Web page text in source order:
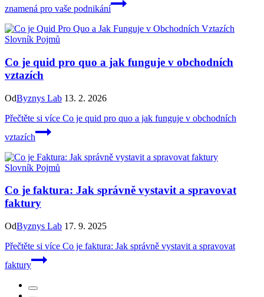
znamená pro vaše podnikání
Slovník Pojmů
Co je quid pro quo a jak funguje v obchodních
vztazích
OdByznys Lab 13. 2. 2026
Přečtěte si více Co je quid pro quo a jak funguje v obchodních
vztazích
Slovník Pojmů
Co je faktura: Jak správně vystavit a spravovat
faktury
OdByznys Lab 17. 9. 2025
Přečtěte si více Co je faktura: Jak správně vystavit a spravovat
faktury